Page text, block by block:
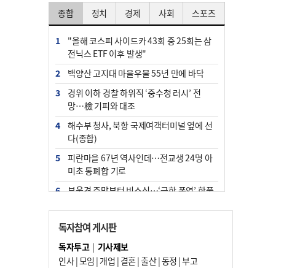
종합 정치 경제 사회 스포츠
1
"올해 코스피 사이드카 43회 중 25회는 삼
전닉스 ETF 이후 발생"
2
백양산 고지대 마을우물 55년 만에 바닥
3
경위 이하 경찰 하위직 ‘중수청 러시’ 전
망…檢 기피와 대조
4
해수부 청사, 북항 국제여객터미널 옆에 선
다(종합)
5
피란마을 67년 역사인데…전교생 24명 아
미초 통폐합 기로
6
부울경 주말부터 비소식…‘극한 폭염’ 한풀
7
“낙동강권 삼락·을숙도·다대포 연결해 서
부산 관광 키우자”
8
오늘의 날씨- 2026년 8월 7일
독자참여 게시판
독자투고| 기사제보
인사|모임 | 개업 | 결혼|출산|동정 |부고